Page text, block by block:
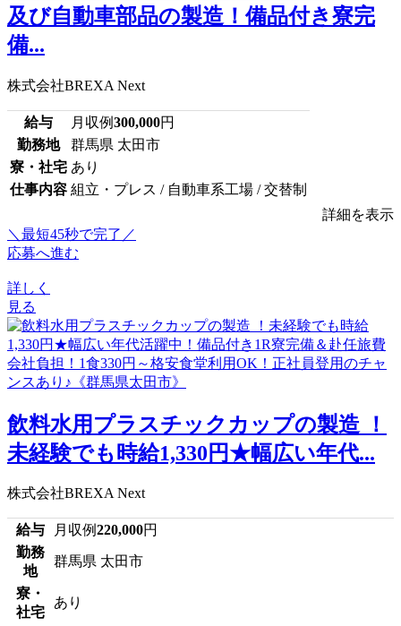
及び自動車部品の製造！備品付き寮完
備...
株式会社BREXA Next
給与 月収例300,000円
勤務地
群馬県 太田市
寮・社宅 あり
仕事内容 組立・プレス / 自動車系工場 / 交替制
詳細を表示
＼最短45秒で完了／
応募へ進む
詳しく
見る
飲料水用プラスチックカップの製造 ！
未経験でも時給1,330円★幅広い年代...
株式会社BREXA Next
給与 月収例220,000円
勤務
地
群馬県 太田市
寮・
社宅
あり